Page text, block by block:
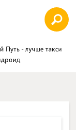
Путь - лучше такси